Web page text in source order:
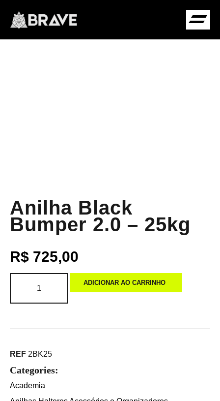
Anilha Black
Bumper 2.0 – 25kg
R$ 725,00
ADICIONAR AO CARRINHO
REF 2BK25
Categories:
Academia